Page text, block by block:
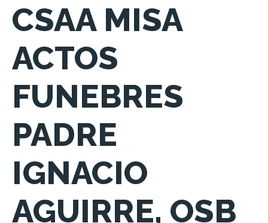
CSAA MISA
ACTOS
FUNEBRES
PADRE
IGNACIO
AGUIRRE, OSB